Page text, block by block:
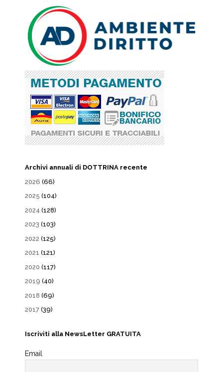
Archivi annuali di DOTTRINA recente
2026 (66)
2025 (104)
2024 (128)
2023 (103)
2022 (125)
2021 (121)
2020 (117)
2019 (40)
2018 (69)
2017 (39)
Iscriviti alla NewsLetter GRATUITA
Email